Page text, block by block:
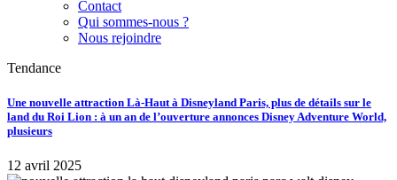
Contact
Qui sommes-nous ?
Nous rejoindre
Tendance
Une nouvelle attraction Là-Haut à Disneyland Paris, plus de détails sur le
land du Roi Lion : à un an de l’ouverture annonces Disney Adventure World,
plusieurs
12 avril 2025